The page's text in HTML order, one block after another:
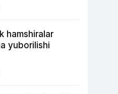
hamshiralar
yuborilishi